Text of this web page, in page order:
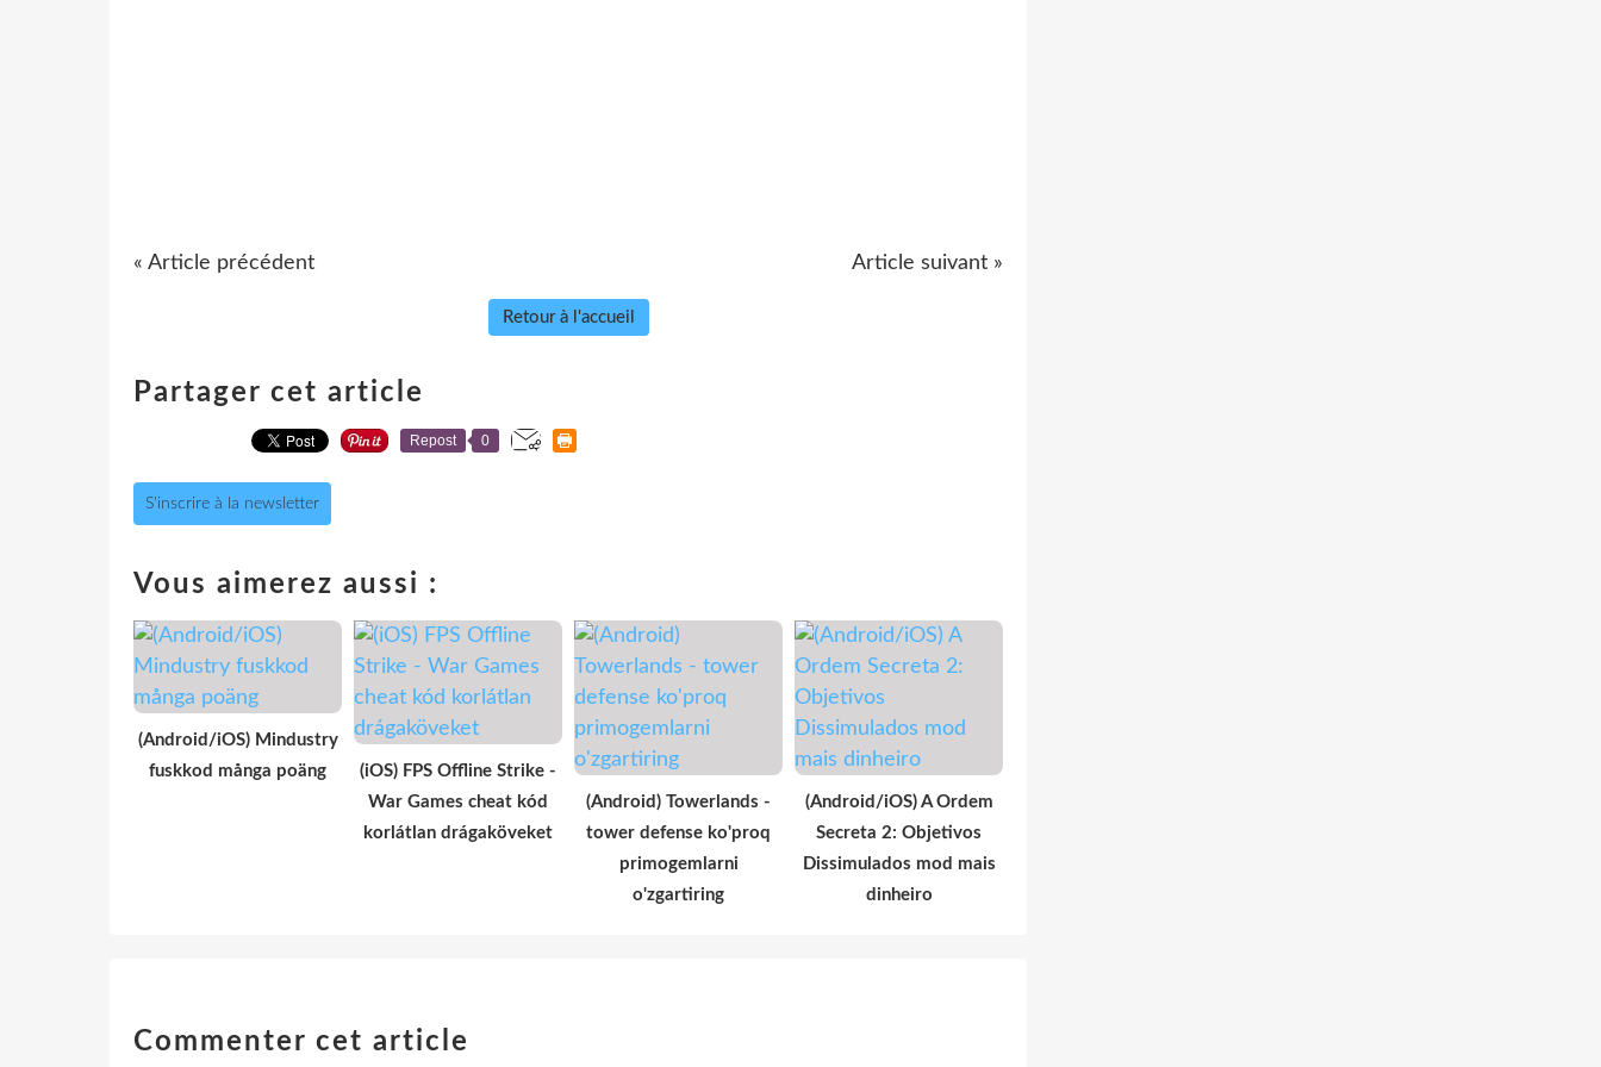
« Article précédent Article suivant »
Retour à l'accueil
Partager cet article
Repost 0
S'inscrire à la newsletter
Vous aimerez aussi :
(Android/iOS) Mindustry
fuskkod många poäng
(iOS) FPS Offline Strike -
War Games cheat kód
korlátlan drágaköveket
(Android) Towerlands -
tower defense ko'proq
primogemlarni
o'zgartiring
(Android/iOS) A Ordem
Secreta 2: Objetivos
Dissimulados mod mais
dinheiro
Commenter cet article